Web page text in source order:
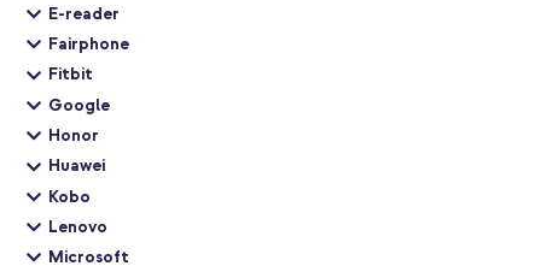
E-reader
Fairphone
Fitbit
Google
Honor
Huawei
Kobo
Lenovo
Microsoft